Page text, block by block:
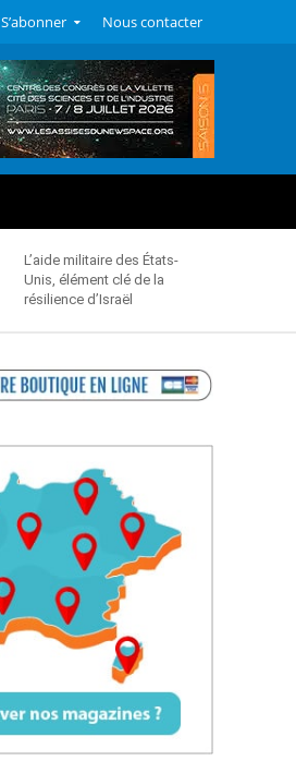
S’abonner Nous contacter
L’aide militaire des États-
Unis, élément clé de la
résilience d’Israël